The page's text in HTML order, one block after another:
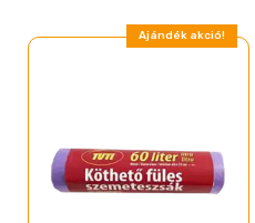
Ajándék akció!